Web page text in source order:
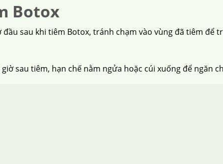
Botox
sau khi tiêm Botox, tránh chạm vào vùng đã tiêm để
sau tiêm, hạn chế nằm ngửa hoặc cúi xuống để ngăn